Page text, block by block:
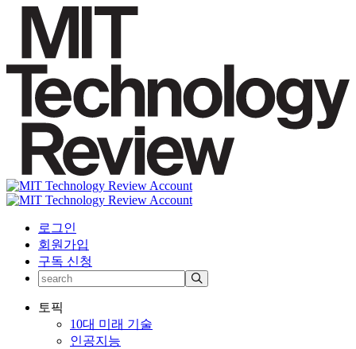
로그인
회원가입
구독 신청
토픽
10대 미래 기술
인공지능